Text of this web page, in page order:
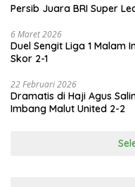
Persib Juara BRI Super
6 Maret 2026
Duel Sengit Liga 1 Malam
Skor 2-1
22 Februari 2026
Dramatis di Haji Agus
Imbang Malut United 2-2